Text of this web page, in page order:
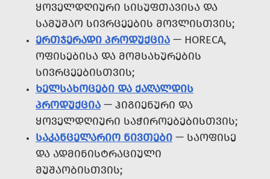
ᲧᲝᲕᲔᲚᲓᲦᲘᲣᲠᲘ ᲡᲘᲡᲣᲤᲗᲐᲕᲘᲡᲐ ᲓᲐ
ᲡᲐᲛᲣᲨᲐᲝ ᲡᲘᲕᲠᲪᲔᲔᲑᲘᲡ ᲛᲝᲕᲚᲘᲡᲗᲕᲘᲡ;
ᲔᲠᲗᲯᲔᲠᲐᲓᲘ ᲞᲠᲝᲓᲣᲥᲪᲘᲐ — HORECA,
ᲝᲤᲘᲡᲔᲑᲘᲡᲐ ᲓᲐ ᲛᲝᲛᲡᲐᲮᲣᲠᲔᲑᲘᲡ
ᲡᲘᲕᲠᲪᲔᲔᲑᲘᲡᲗᲕᲘᲡ;
ᲮᲔᲚᲡᲐᲮᲝᲪᲔᲑᲘ ᲓᲐ ᲥᲐᲦᲐᲚᲓᲘᲡ
ᲞᲠᲝᲓᲣᲥᲪᲘᲐ — ᲰᲘᲒᲘᲔᲜᲣᲠᲘ ᲓᲐ
ᲧᲝᲕᲔᲚᲓᲦᲘᲣᲠᲘ ᲡᲐᲭᲘᲠᲝᲔᲑᲔᲑᲘᲡᲗᲕᲘᲡ;
ᲡᲐᲙᲐᲜᲪᲔᲚᲐᲠᲘᲝ ᲜᲘᲕᲗᲔᲑᲘ — ᲡᲐᲝᲤᲘᲡᲔ
ᲓᲐ ᲐᲓᲛᲘᲜᲘᲡᲢᲠᲐᲪᲘᲣᲚᲘ
ᲛᲣᲨᲐᲝᲑᲘᲡᲗᲕᲘᲡ;